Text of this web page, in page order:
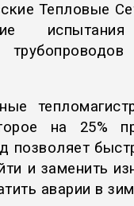
Тепловые
на 25%
позволяет
и заменить
аварии в